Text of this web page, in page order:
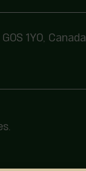
1Y0, Canada